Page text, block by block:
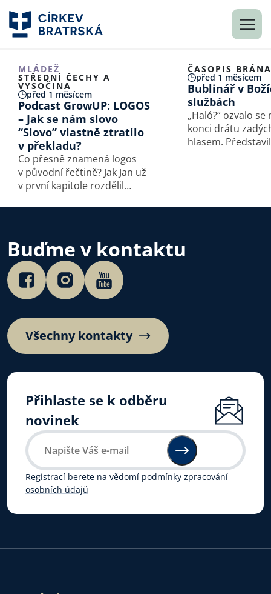
MLÁDEŽ
STŘEDNÍ ČECHY A
VYSOČINA
před 1 měsícem
Podcast GrowUP: LOGOS
– Jak se nám slovo
“Slovo” vlastně ztratilo
v překladu?
Co přesně znamená logos
v původní řečtině? Jak Jan už
v první kapitole rozdělil
v dnešní době? Poslechněte
si další díl série Ztraceno…
ČASOPIS BRÁNA
před 1 měsícem
Bublinář v
službách
„Haló?“ ozvalo
konci drátu
hlasem.
povoláním je
Buďme v kontaktu
Všechny kontakty
Přihlaste se k odběru
novinek
Registrací berete na vědomí podmínky zpracování
osobních údajů